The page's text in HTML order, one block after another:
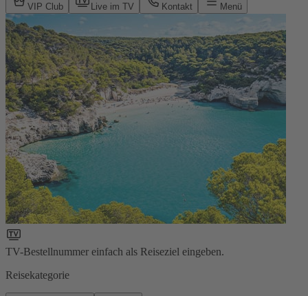
VIP Club Live im TV Kontakt Menü
TV-Bestellnummer einfach als Reiseziel eingeben.
Reisekategorie